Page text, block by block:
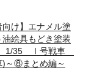
向け】エナメル塗
油絵具もどき塗装
1/35 Ⅰ号戦車
)～⑧まとめ編～